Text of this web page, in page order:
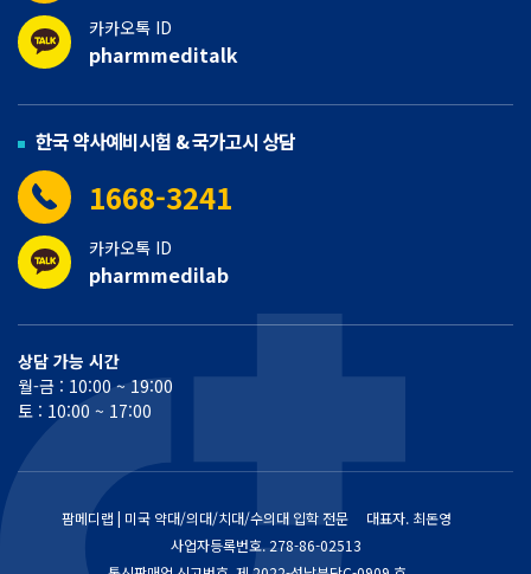
카카오톡 ID
pharmmeditalk
한국 약사예비시험 & 국가고시 상담
1668-3241
카카오톡 ID
pharmmedilab
상담 가능 시간
월-금 : 10:00 ~ 19:00
토 : 10:00 ~ 17:00
팜메디랩 | 미국 약대/의대/치대/수의대 입학 전문
대표자. 최돈영
사업자등록번호.278-86-02513